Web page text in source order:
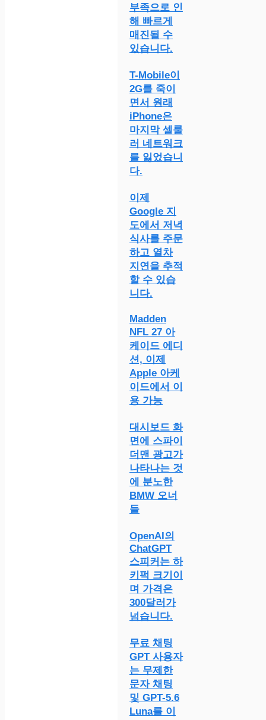
부족으로 인
해 빠르게
매진될 수
있습니다.
T-Mobile이
2G를 죽이
면서 원래
iPhone은
마지막 셀룰
러 네트워크
를 잃었습니
다.
이제
Google 지
도에서 저녁
식사를 주문
하고 열차
지연을 추적
할 수 있습
니다.
Madden
NFL 27 아
케이드 에디
션, 이제
Apple 아케
이드에서 이
용 가능
대시보드 화
면에 스파이
더맨 광고가
나타나는 것
에 분노한
BMW 오너
들
OpenAI의
ChatGPT
스피커는 하
키퍽 크기이
며 가격은
300달러가
넘습니다.
무료 채팅
GPT 사용자
는 무제한
문자 채팅
및 GPT-5.6
Luna를 이